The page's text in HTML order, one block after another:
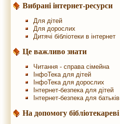
Вибрані інтернет-ресурси
Для дітей
Для дорослих
Дитячі бібліотеки в інтернет
Це важливо знати
Читання - справа сімейна
ІнфоТека для дітей
ІнфоТека для дорослих
Інтернет-безпека для дітей
Інтернет-безпека для батьків
На допомогу бібліотекареві